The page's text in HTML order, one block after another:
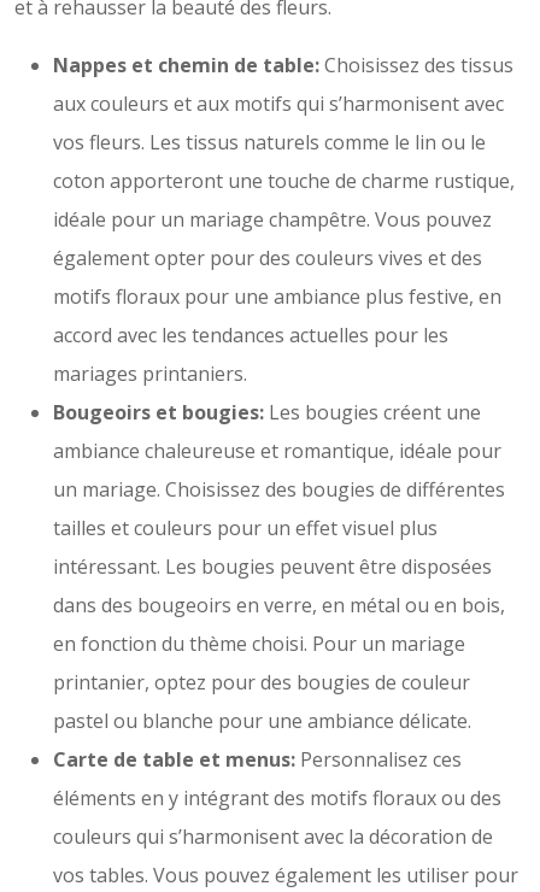
et à rehausser la beauté des fleurs.
Nappes et chemin de table:Choisissez des tissus
aux couleurs et aux motifs qui s’harmonisent avec
vos fleurs. Les tissus naturels comme le lin ou le
coton apporteront une touche de charme rustique,
idéale pour un mariage champêtre. Vous pouvez
également opter pour des couleurs vives et des
motifs floraux pour une ambiance plus festive, en
accord avec les tendances actuelles pour les
mariages printaniers.
Bougeoirs et bougies: Les bougies créent une
ambiance chaleureuse et romantique, idéale pour
un mariage. Choisissez des bougies de différentes
tailles et couleurs pour un effet visuel plus
intéressant. Les bougies peuvent être disposées
dans des bougeoirs en verre, en métal ou en bois,
en fonction du thème choisi. Pour un mariage
printanier, optez pour des bougies de couleur
pastel ou blanche pour une ambiance délicate.
Carte de table et menus: Personnalisez ces
éléments en y intégrant des motifs floraux ou des
couleurs qui s’harmonisent avec la décoration de
vos tables. Vous pouvez également les utiliser pour